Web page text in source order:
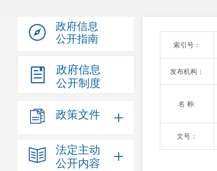
政府信息
公开指南
政府信息
公开制度
政策文件
法定主动
公开内容
索引号：
发布机构：
名 称:
文号：